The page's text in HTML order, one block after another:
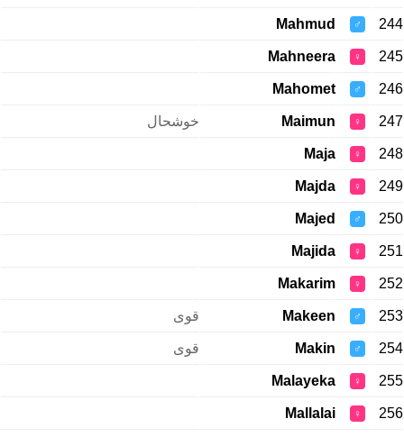
244
♂
Mahmud
245
♀
Mahneera
246
♂
Mahomet
247
♀
Maimun خوشحال
248
♀
Maja
249
♀
Majda
250
♂
Majed
251
♀
Majida
252
♀
Makarim
253
♂
Makeen قوی
254
♂
Makin قوی
255
♀
Malayeka
256
♀
Mallalai